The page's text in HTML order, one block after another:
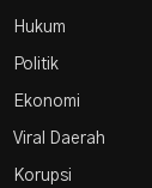
Hukum
Politik
Ekonomi
Viral Daerah
Korupsi